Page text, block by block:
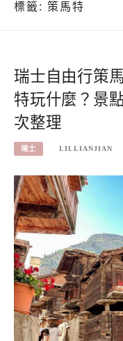
標籤: 策馬特
瑞士自由行策
特玩什麼？景
次整理
瑞士 LILLIANJIAN